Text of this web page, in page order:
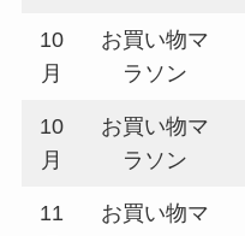
10
月
お買い物マ
ラソン
10
月
お買い物マ
ラソン
11
お買い物マ